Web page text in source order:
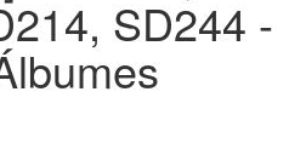
SD244 -